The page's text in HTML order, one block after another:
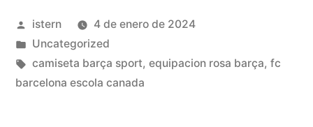
Publicado
por
istern
4 de enero de 2024
Publicado
en
Uncategorized
Etiquetas:
camiseta barça sport, equipacion rosa barça, fc
barcelona escola canada